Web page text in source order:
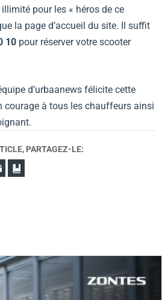
pour les « héros de ce
la page d’accueil du site. Il suffit
10 pour réserver votre scooter
d’urbaanews félicite cette
courage à tous les chauffeurs ainsi
PARTAGEZ-LE:
E-mail